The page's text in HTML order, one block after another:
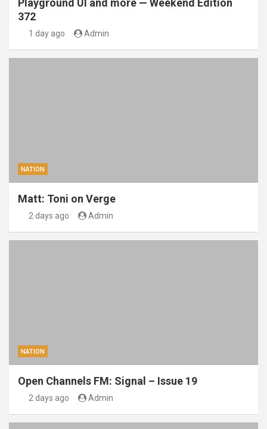
Playground UI and more — Weekend Edition
372
1 day ago Admin
NATION
Matt: Toni on Verge
2 days ago Admin
NATION
Open Channels FM: Signal – Issue 19
2 days ago Admin